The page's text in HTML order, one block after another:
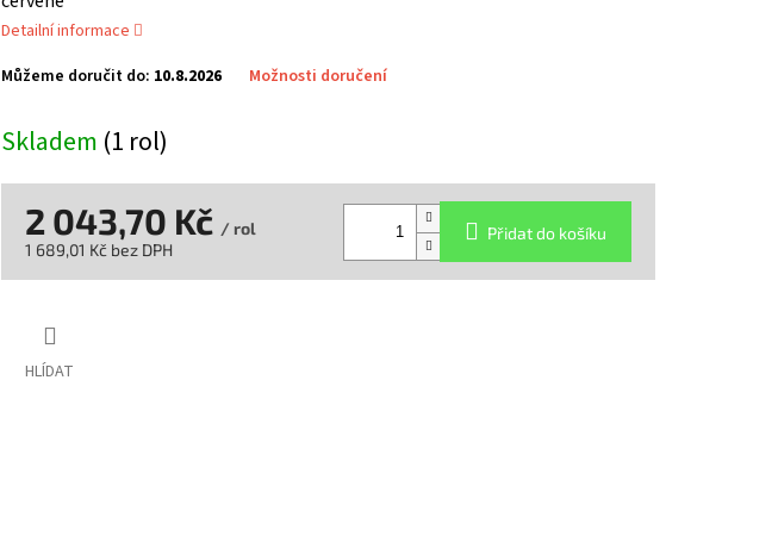
Skladem (1 rol)
Můžeme doručit do: 10.8.2026 Možnosti doručení
Detailní informace
HLÍDAT
2 043,70 Kč / rol
1 689,01 Kč bez DPH
Přidat do košíku